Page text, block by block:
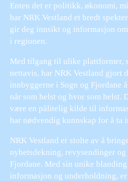
Enten det er politikk, økonomi,
har NRK Vestland et bredt
gir deg innsikt og informasjon
i regionen.
Med tilgang til ulike plattformer,
nettavis, har NRK Vestland gjort
innbyggerne i Sogn og Fjordane
når som helst og hvor som helst.
være en pålitelig kilde til
har nødvendig kunnskap for å ta
NRK Vestland er stolte av å
nyhetsdekning, revysendinger
Fjordane. Med sin unike
informasjon og underholdning, er